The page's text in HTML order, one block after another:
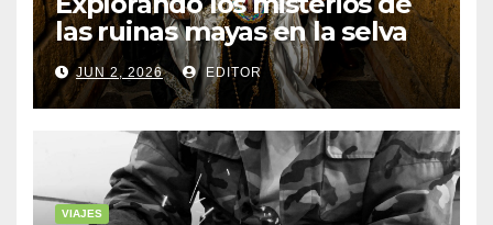
las ruinas mayas en la selva
de Yucatán
JUN 2, 2026 EDITOR
VIAJES